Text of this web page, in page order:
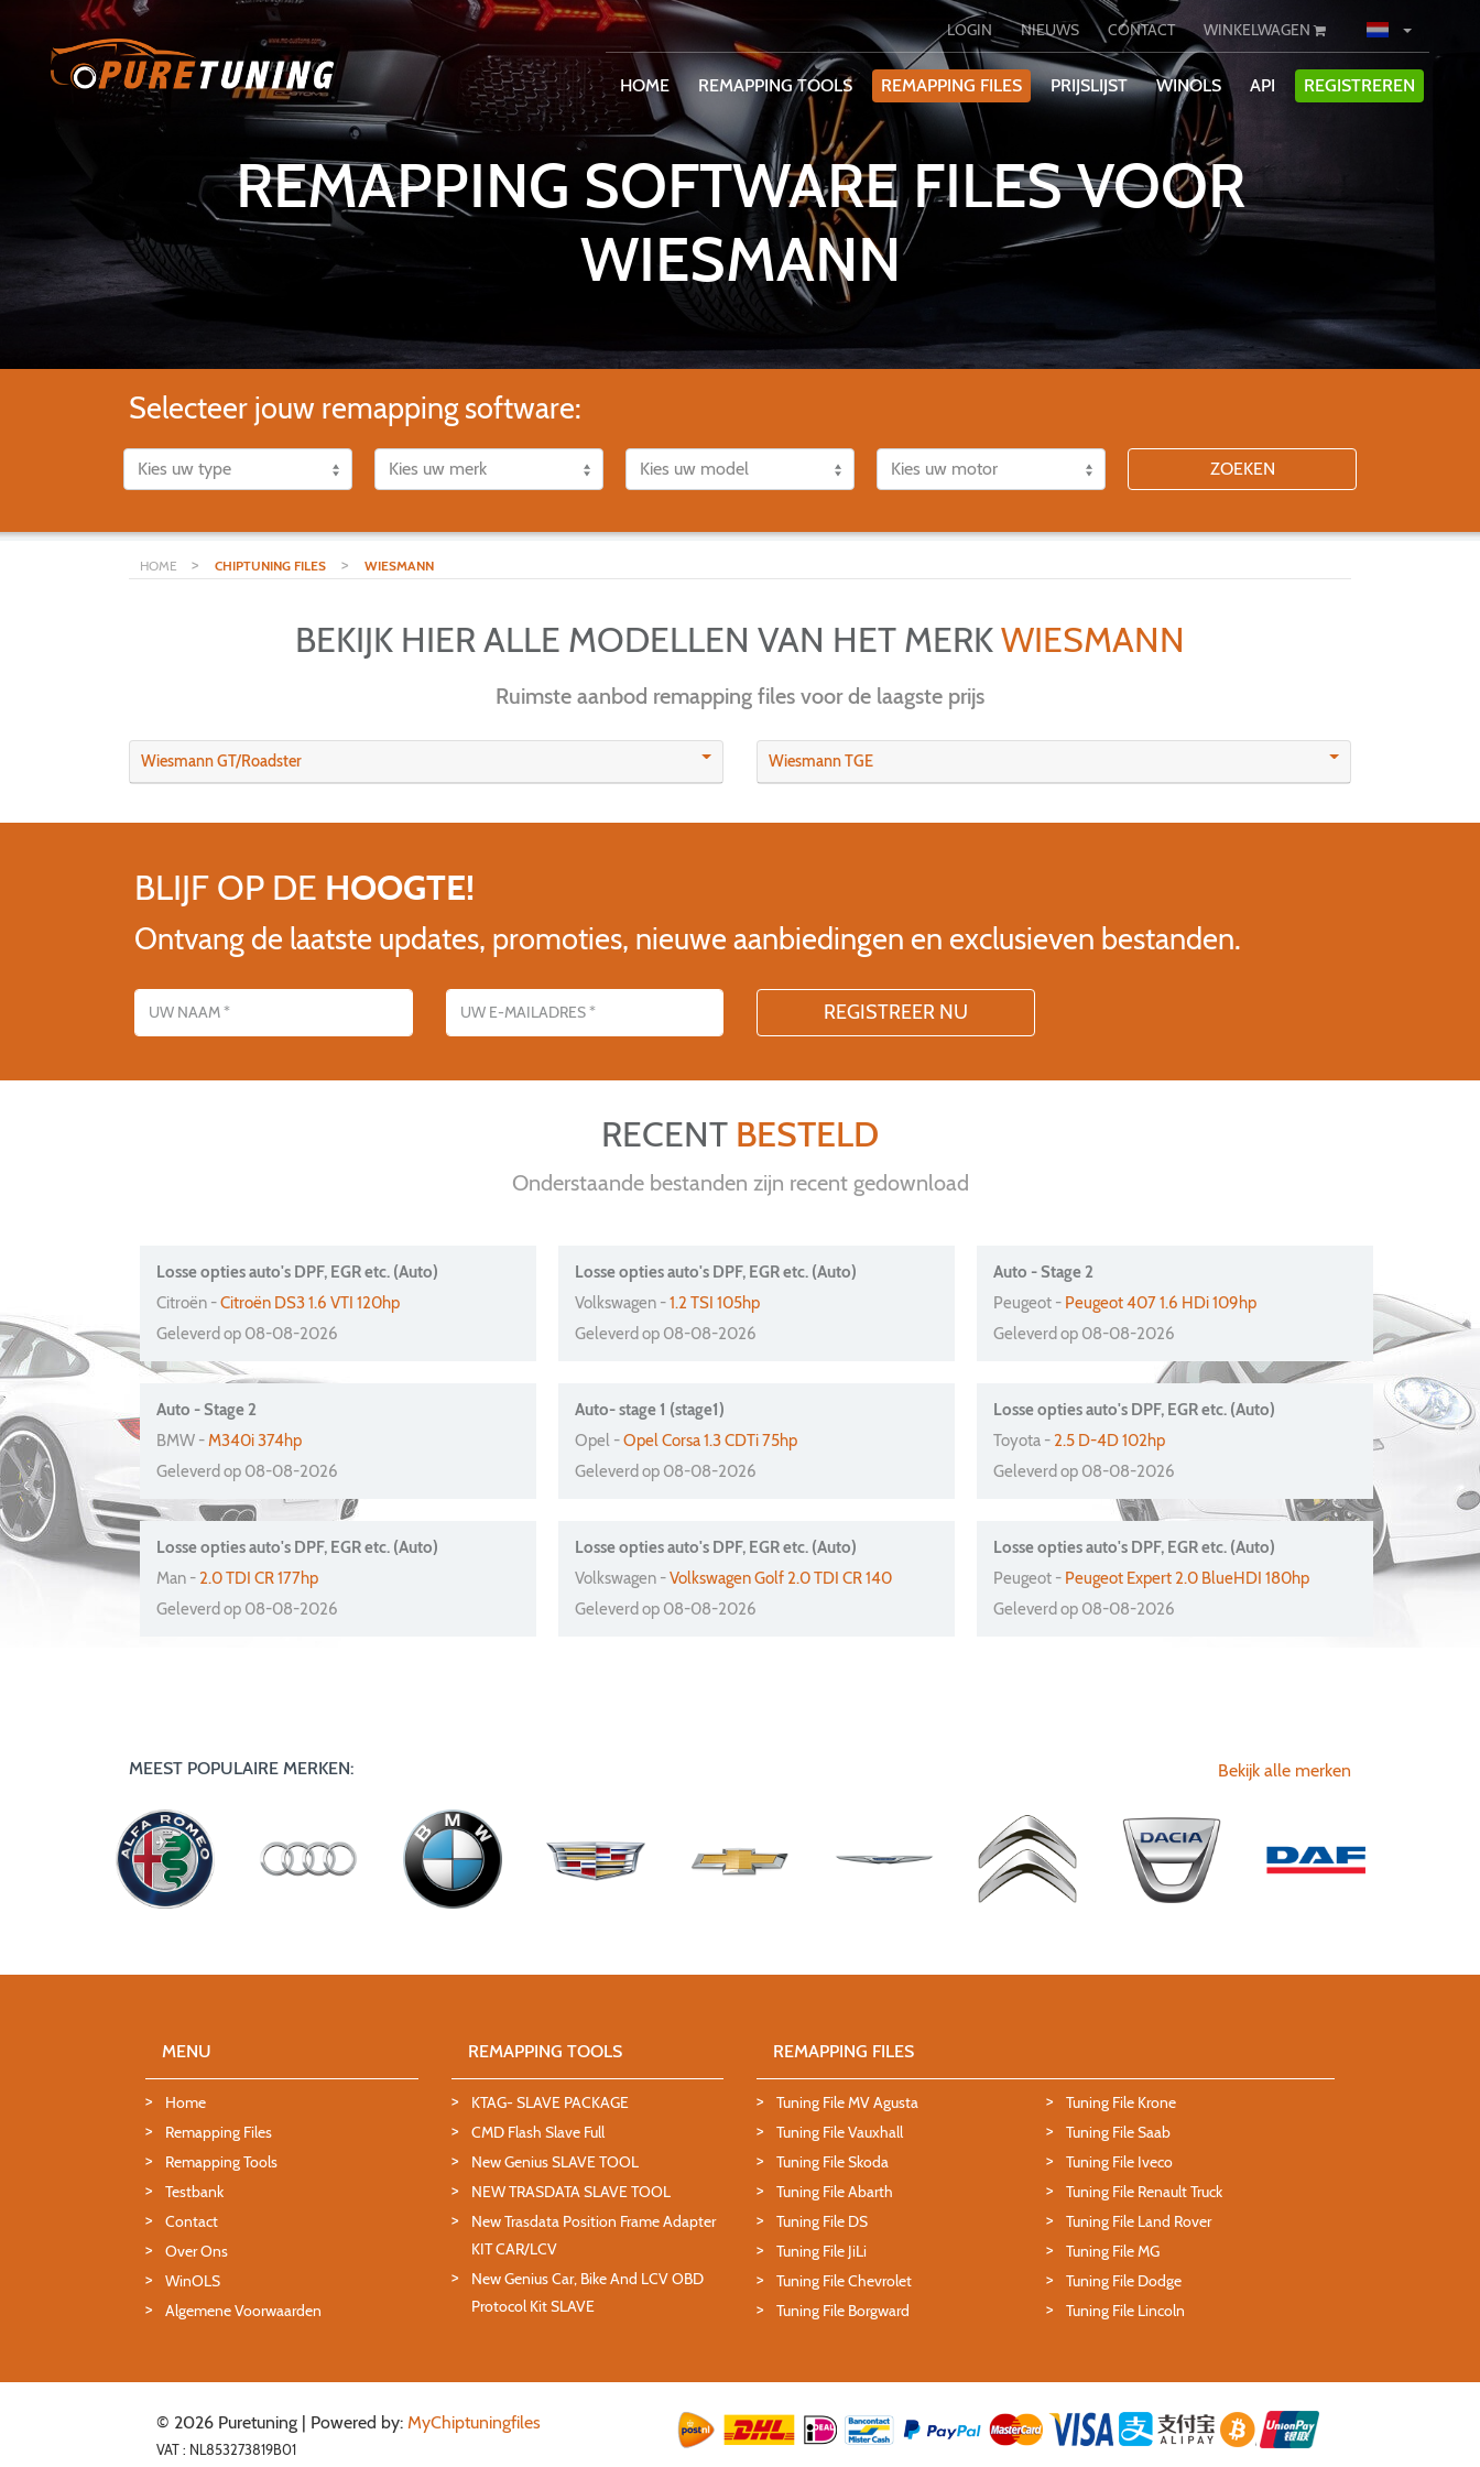
LOGIN NIEUWS CONTACT WINKELWAGEN
HOME REMAPPING TOOLS REMAPPING FILES PRIJSLIJST WINOLS API REGISTREREN
REMAPPING SOFTWARE FILES VOOR
WIESMANN
Selecteer jouw remapping software:
ZOEKEN
HOME > CHIPTUNING FILES > WIESMANN
BEKIJK HIER ALLE MODELLEN VAN HET MERKWIESMANN
Ruimste aanbod remapping files voor de laagste prijs
Wiesmann GT/Roadster Wiesmann TGE
BLIJF OP DE HOOGTE!
Ontvang de laatste updates, promoties, nieuwe aanbiedingen en exclusieven bestanden.
RECENT BESTELD
Onderstaande bestanden zijn recent gedownload
Losse opties auto's DPF, EGR etc. (Auto)
Citroën -Citroën DS3 1.6 VTI 120hp
Geleverd op 08-08-2026
Losse opties auto's DPF, EGR etc. (Auto)
Volkswagen -1.2 TSI 105hp
Geleverd op 08-08-2026
Auto - Stage 2
Peugeot - Peugeot 407 1.6 HDi 109hp
Geleverd op 08-08-2026
Auto - Stage 2
BMW -M340i 374hp
Geleverd op 08-08-2026
Auto- stage 1 (stage1)
Opel -Opel Corsa 1.3 CDTi 75hp
Geleverd op 08-08-2026
Losse opties auto's DPF, EGR etc. (Auto)
Toyota - 2.5 D-4D 102hp
Geleverd op 08-08-2026
Losse opties auto's DPF, EGR etc. (Auto)
Man - 2.0 TDI CR 177hp
Geleverd op 08-08-2026
Losse opties auto's DPF, EGR etc. (Auto)
Volkswagen -Volkswagen Golf 2.0 TDI CR 140
Geleverd op 08-08-2026
Losse opties auto's DPF, EGR etc. (Auto)
Peugeot - Peugeot Expert 2.0 BlueHDI 180hp
Geleverd op 08-08-2026
MEEST POPULAIRE MERKEN: Bekijk alle merken
MENU
Home
Remapping Files
Remapping Tools
Testbank
Contact
Over Ons
WinOLS
Algemene Voorwaarden
REMAPPING TOOLS
KTAG- SLAVE PACKAGE
CMD Flash Slave Full
New Genius SLAVE TOOL
NEW TRASDATA SLAVE TOOL
New Trasdata Position Frame Adapter
KIT CAR/LCV
New Genius Car, Bike And LCV OBD
Protocol Kit SLAVE
REMAPPING FILES
Tuning File MV Agusta
Tuning File Vauxhall
Tuning File Skoda
Tuning File Abarth
Tuning File DS
Tuning File JiLi
Tuning File Chevrolet
Tuning File Borgward
Tuning File Krone
Tuning File Saab
Tuning File Iveco
Tuning File Renault Truck
Tuning File Land Rover
Tuning File MG
Tuning File Dodge
Tuning File Lincoln
© 2026 Puretuning | Powered by: MyChiptuningfiles
VAT : NL853273819B01